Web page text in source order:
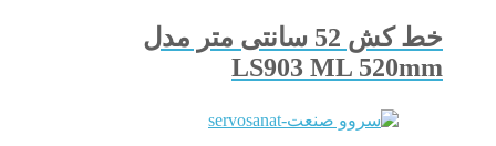
خط کش 52 سانتی متر مدل
LS903 ML 520mm